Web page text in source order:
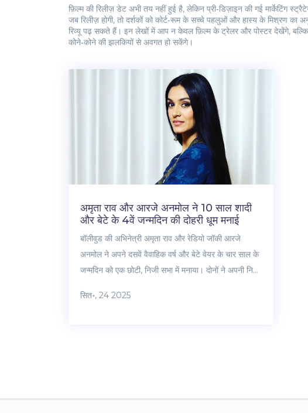
फ़िल्म की रिलीज़ डेट अभी तय नहीं हुई है, लेकिन प्री‑डिज़ाइन की गई मार्केटिंग
जब रिलीज़ होगी, तो दर्शकों को कोर्ट‑रूम के सच्चे पहलुओं और हास्य के मिश्रण
रिव्यू पढ़ सकते हैं। इन लेखों में आप न केवल फ़िल्म के ट्रेलर और पोस्टर देखेंगे, बल्कि
कोने‑कोने की झलकियों से अवगत हो सकेंगे।
अमृता राव और आरजे अनमोल ने 10 साल शादी
और बेटे के 4वें जन्मदिन की दोहरी धूम मनाई
बॉलीवुड की अभिनेत्री अमृता राव और रेडियो जॉकी आरजे
अनमोल ने अपने दसवें वैवाहिक वर्ष और बेटे वेयर के चार साल के
जन्मदिन को एक छोटी, निजी सभा में मनाया। दोनों ने अपनी निजी
उनके करीबी रिश्तेदारों और मित्रों को साथ लाया। वेयर का जन्म
सित॰, 24 2025